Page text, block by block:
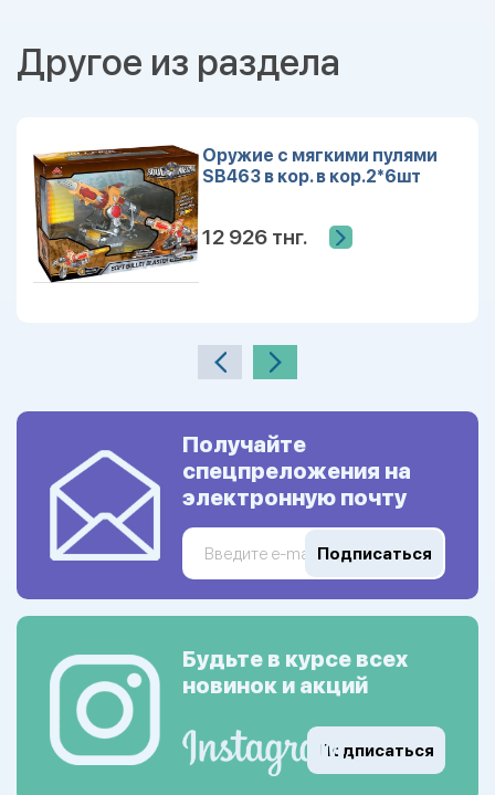
Другое из раздела
Оружие с мягкими пулями
SB463 в кор. в кор.2*6шт
12 926 тнг.
Получайте
спецпреложения на
электронную почту
Подписаться
Будьте в курсе всех
новинок и акций
Подписаться